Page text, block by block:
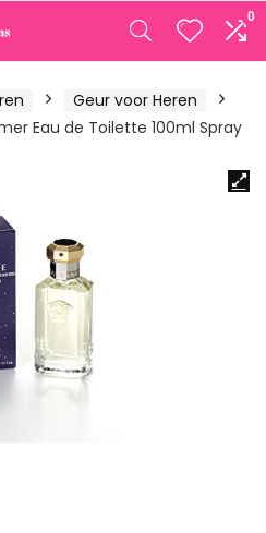
0
Geur voor Heren
Eau de Toilette 100ml Spray